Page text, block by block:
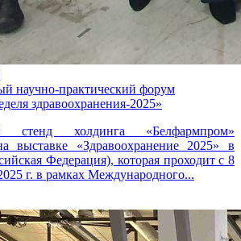
научно-практический форум
здравоохранения-2025»
стенд холдинга «Белфармпром»
выставке «Здравоохранение 2025» в
Федерация), которая проходит с 8
г. в рамках Международного...